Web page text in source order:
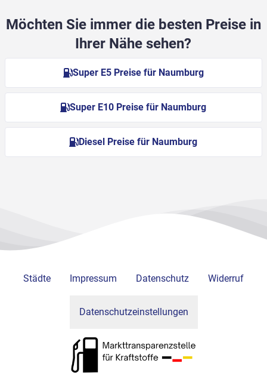
Möchten Sie immer die besten Preise in
Ihrer Nähe sehen?
Super E5 Preise für Naumburg
Super E10 Preise für Naumburg
Diesel Preise für Naumburg
Städte Impressum Datenschutz Widerruf
Datenschutzeinstellungen